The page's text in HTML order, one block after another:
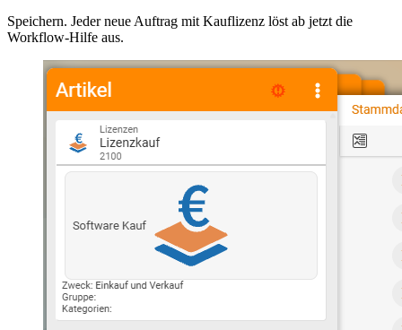
Speichern. Jeder neue Auftrag mit Kauflizenz löst ab jetzt die
Workflow-Hilfe aus.